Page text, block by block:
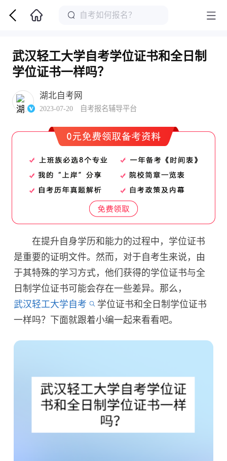
武汉轻工大学自考学位证书和全日制
学位证书一样吗？
湖北自考网
2023-07-20 自考报名辅导平台
在提升自身学历和能力的过程中，学位证书
是重要的证明文件。然而，对于自考生来说，由
于其特殊的学习方式，他们获得的学位证书与全
日制学位证书可能会存在一些差异。那么，
武汉轻工大学自考
学位证书和全日制学位证书
一样吗？下面就跟着小编一起来看看吧。